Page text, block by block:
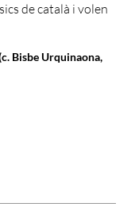
de català i volen
Bisbe Urquinaona,